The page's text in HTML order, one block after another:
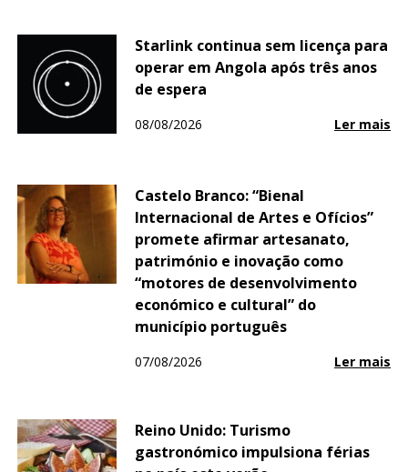
Starlink continua sem licença para
operar em Angola após três anos
de espera
08/08/2026 Ler mais
Castelo Branco: “Bienal
Internacional de Artes e Ofícios”
promete afirmar artesanato,
património e inovação como
“motores de desenvolvimento
económico e cultural” do
município português
07/08/2026 Ler mais
Reino Unido: Turismo
gastronómico impulsiona férias